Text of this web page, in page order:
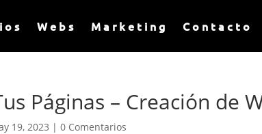
Webs Marketing Contacto
Páginas – Creación de
19, 2023 |0 Comentarios